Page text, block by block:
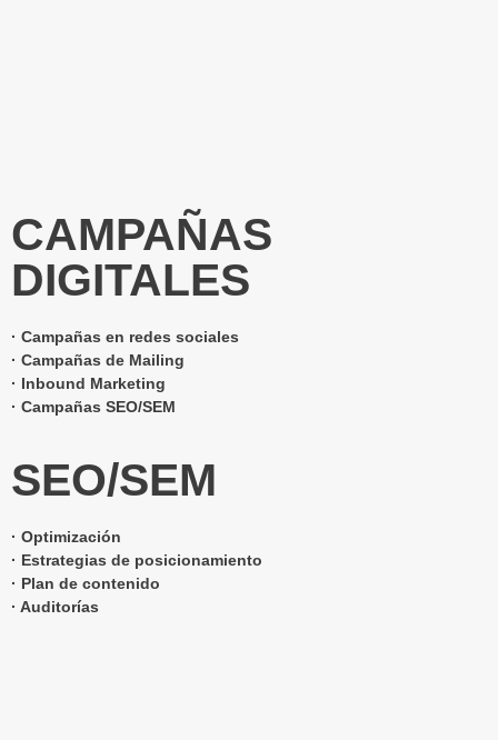
CAMPAÑAS
DIGITALES
· Campañas en redes sociales
· Campañas de Mailing
· Inbound Marketing
· Campañas SEO/SEM
SEO/SEM
· Optimización
· Estrategias de posicionamiento
· Plan de contenido
· Auditorías